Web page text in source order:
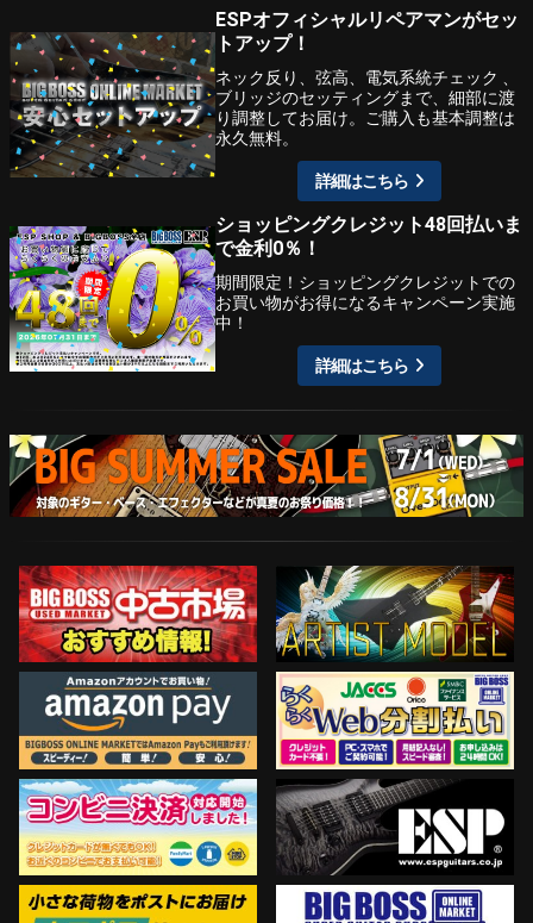
ESPオフィシャルリペアマンがセッ
トアップ！
ネック反り、弦高、電気系統チェック 、
ブリッジのセッティングまで、細部に渡
り調整してお届け。ご購入も基本調整は
永久無料。
詳細はこちら
ショッピングクレジット48回払いま
で金利0％！
期間限定！ショッピングクレジットでの
お買い物がお得になるキャンペーン実施
中！
詳細はこちら